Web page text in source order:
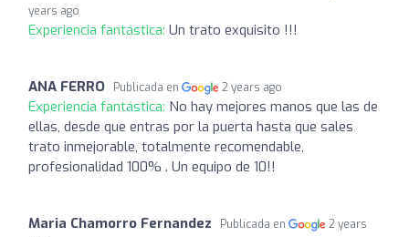
years ago
Experiencia fantástica: Un trato exquisito !!!
ANA FERRO Publicada en 2 years ago
Experiencia fantástica: No hay mejores manos que las de
ellas, desde que entras por la puerta hasta que sales
trato inmejorable, totalmente recomendable,
profesionalidad 100% . Un equipo de 10!!
Maria Chamorro Fernandez Publicada en
2 years